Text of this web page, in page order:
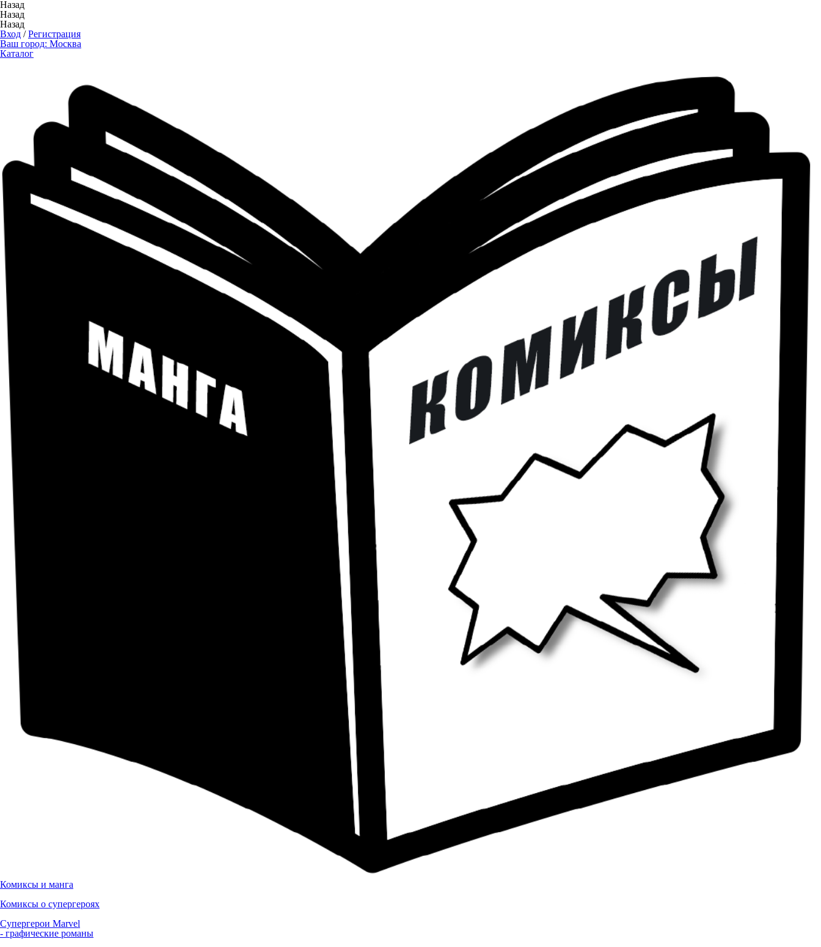
Назад
Назад
Назад
Вход /Регистрация
Ваш город: Москва
Каталог
Комиксы и манга
Комиксы о супергероях
Супергерои Marvel
- графические романы